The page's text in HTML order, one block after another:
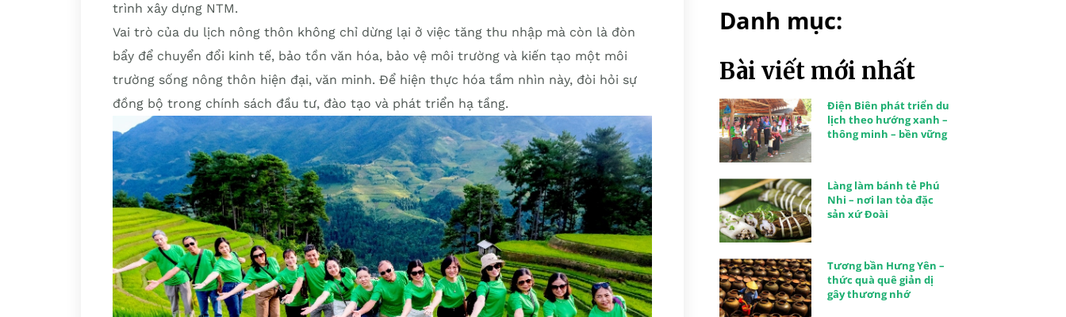
trình xây dựng NTM.
Vai trò của du lịch nông thôn không chỉ dừng lại ở việc tăng thu nhập mà còn là đòn
bẩy để chuyển đổi kinh tế, bảo tồn văn hóa, bảo vệ môi trường và kiến tạo một môi
trường sống nông thôn hiện đại, văn minh. Để hiện thực hóa tầm nhìn này, đòi hỏi sự
đồng bộ trong chính sách đầu tư, đào tạo và phát triển hạ tầng.
Danh mục:
Bài viết mới nhất
Điện Biên phát triển du
lịch theo hướng xanh –
thông minh – bền vững
Làng làm bánh tẻ Phú
Nhi – nơi lan tỏa đặc
sản xứ Đoài
Tương bần Hưng Yên –
thức quà quê giản dị
gây thương nhớ